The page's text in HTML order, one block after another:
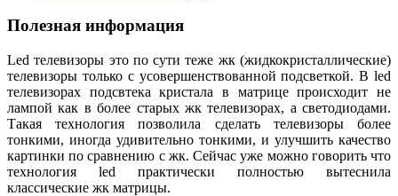
Полезная информация
Led телевизоры это по сути теже жк (жидкокристаллические)
телевизоры только с усовершенствованной подсветкой. В led
телевизорах подсвтека кристала в матрице происходит не
лампой как в более старых жк телевизорах, а светодиодами.
Такая технология позволила сделать телевизоры более
тонкими, иногда удивительно тонкими, и улучшить качество
картинки по сравнению с жк. Сейчас уже можно говорить что
технология led практически полностью вытеснила
классические жк матрицы.